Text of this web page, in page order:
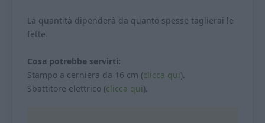
La quantità dipenderà da quanto spesse taglierai le
fette.
Cosa potrebbe servirti:
Stampo a cerniera da 16 cm (clicca qui).
Sbattitore elettrico (clicca qui).